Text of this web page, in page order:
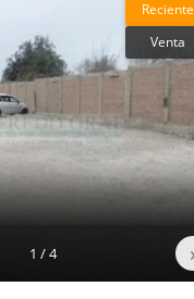
Reciente
Venta
1 / 4